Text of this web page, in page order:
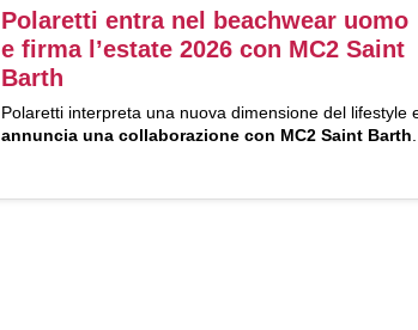
Polaretti entra nel beachwear uomo
e firma l’estate 2026 con MC2 Saint
Barth
Polaretti interpreta una nuova dimensione del lifestyle
annuncia una collaborazione con MC2 Saint Barth.